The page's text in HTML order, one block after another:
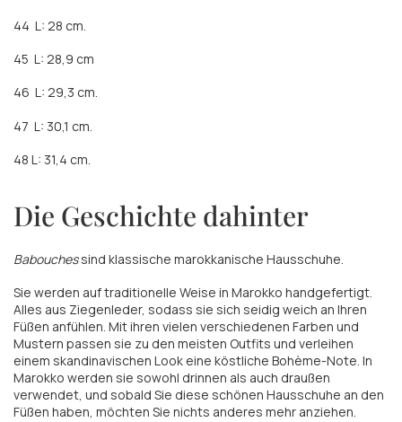
44 L: 28 cm.
45 L: 28,9 cm
46 L: 29,3 cm.
47 L: 30,1 cm.
48 L: 31,4 cm.
Die Geschichte dahinter
Babouchessind klassische marokkanische Hausschuhe.
Sie werden auf traditionelle Weise in Marokko handgefertigt.
Alles aus Ziegenleder, sodass sie sich seidig weich an Ihren
Füßen anfühlen. Mit ihren vielen verschiedenen Farben und
Mustern passen sie zu den meisten Outfits und verleihen
einem skandinavischen Look eine köstliche Bohème-Note. In
Marokko werden sie sowohl drinnen als auch draußen
verwendet, und sobald Sie diese schönen Hausschuhe an den
Füßen haben, möchten Sie nichts anderes mehr anziehen.